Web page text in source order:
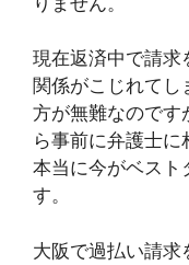
現在返済中で請求
関係がこじれてし
方が無難なのです
ら事前に弁護士に
本当に今がベスト
す。
大阪で過払い請求